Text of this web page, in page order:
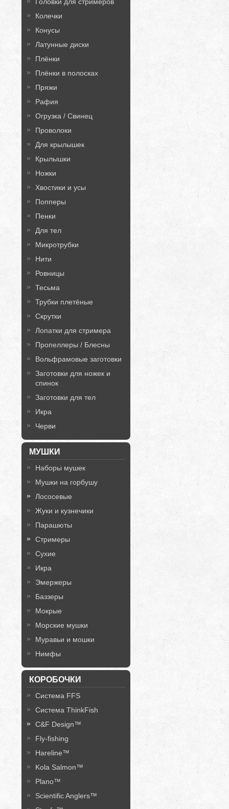
Колечки
Конусы
Латунные диски
Плёнки
Плёнки в полосках
Пряжи
Рафия
Огрузка / Свинец
Проволоки
Для крылышек
Крылышки
Ножки
Хвостики и усы
Попперы
Пенки
Для тел
Микротрубки
Нити
Ровницы
Тесьма
Трубки плетёные
Скрутки
Лопатки для стримера
Пропеллеры / Блесны
Вольфрамовые заготовки
Заготовки для ножек и
спинок
Заготовки для тел
Икра
Черви
МУШКИ
Наборы мушек
Мушки на горбушу
Лососевые
Жуки и кузнечики
Парашюты
Стримеры
Сухие
Икра
Эмержеры
Баззеры
Мокрые
Морские мушки
Муравьи и мошки
Нимфы
КОРОБОЧКИ
Система FFS
Система ThinkFish
C&F Design™
Fly-fishing
Hareline™
Kola Salmon™
Plano™
Scientific Anglers™